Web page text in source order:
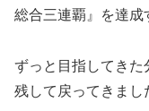
総合三連覇』を達成
ずっと目指してきた
残して戻ってきまし